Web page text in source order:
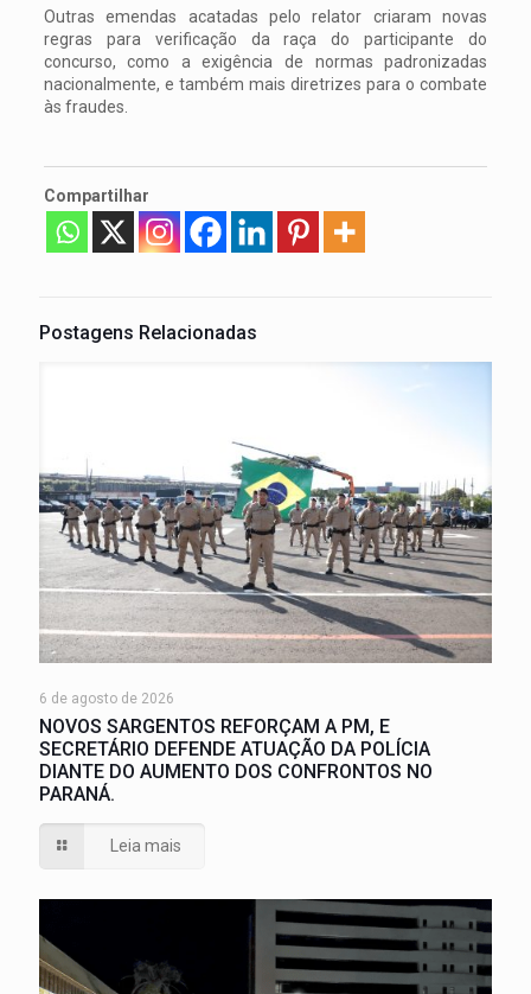
Outras emendas acatadas pelo relator criaram novas
regras para verificação da raça do participante do
concurso, como a exigência de normas padronizadas
nacionalmente, e também mais diretrizes para o combate
às fraudes.
Compartilhar
Postagens Relacionadas
6 de agosto de 2026
NOVOS SARGENTOS REFORÇAM A PM, E
SECRETÁRIO DEFENDE ATUAÇÃO DA POLÍCIA
DIANTE DO AUMENTO DOS CONFRONTOS NO
PARANÁ.
Leia mais